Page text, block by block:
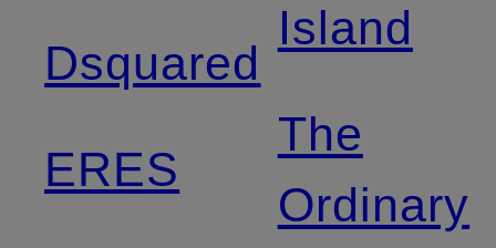
Dsquared
ERES
Island
The
Ordinary